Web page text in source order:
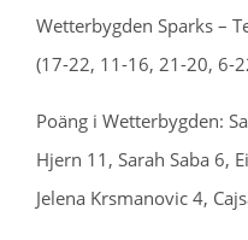
Wetterbygden Sparks –
(17-22, 11-16, 21-20, 6-
Poäng i Wetterbygden:
Hjern 11, Sarah Saba 6,
Jelena Krsmanovic 4,